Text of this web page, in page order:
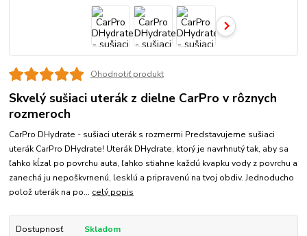
Ohodnotiť produkt
Skvelý sušiaci uterák z dielne CarPro v rôznych
rozmeroch
CarPro DHydrate - sušiaci uterák s rozmermi Predstavujeme sušiaci
uterák CarPro DHydrate! Uterák DHydrate, ktorý je navrhnutý tak, aby sa
ľahko kĺzal po povrchu auta, ľahko stiahne každú kvapku vody z povrchu a
zanechá ju nepoškvrnenú, lesklú a pripravenú na tvoj obdiv. Jednoducho
polož uterák na po... celý popis
Dostupnosť
Skladom